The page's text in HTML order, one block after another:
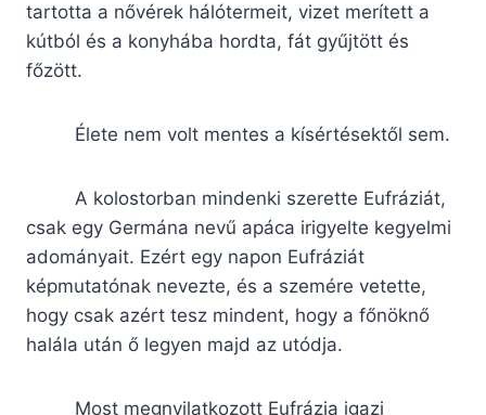
tartotta a nővérek hálótermeit, vizet merített a
kútból és a konyhába hordta, fát gyűjtött és
főzött.
Élete nem volt mentes a kísértésektől sem.
A kolostorban mindenki szerette Eufráziát,
csak egy Germána nevű apáca irigyelte kegyelmi
adományait. Ezért egy napon Eufráziát
képmutatónak nevezte, és a szemére vetette,
hogy csak azért tesz mindent, hogy a főnöknő
halála után ő legyen majd az utódja.
Most megnyilatkozott Eufrázia igazi